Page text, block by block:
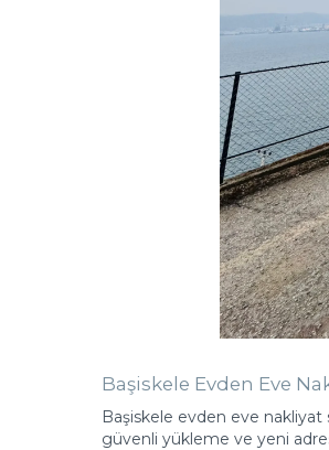
Başiskele Evden Eve
Başiskele evden eve
güvenli yükleme ve yeni